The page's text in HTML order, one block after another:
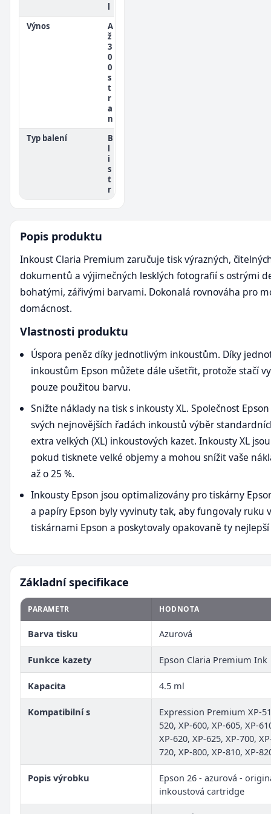
l
Výnos
A
ž
3
0
0
s
t
r
a
n
Typ balení
B
l
i
s
t
r
Popis produktu
Inkoust Claria Premium zaručuje tisk výrazných,
dokumentů a výjimečných lesklých fotografií s ostrými
bohatými, zářivými barvami. Dokonalá rovnováha pro
domácnost.
Vlastnosti produktu
Úspora peněz díky jednotlivým inkoustům. Díky
inkoustům Epson můžete dále ušetřit, protože stačí
pouze použitou barvu.
Snižte náklady na tisk s inkousty XL. Společnost
svých nejnovějších řadách inkoustů výběr
extra velkých (XL) inkoustových kazet. Inkousty XL
pokud tisknete velké objemy a mohou snížit vaše
až o 25 %.
Inkousty Epson jsou optimalizovány pro tiskárny
a papíry Epson byly vyvinuty tak, aby fungovaly ruku
tiskárnami Epson a poskytovaly opakovaně ty nejlepší
Základní specifikace
PARAMETR HODNOTA
Barva tisku Azurová
Funkce kazety Epson Claria Premium Ink
Kapacita 4.5 ml
Kompatibilní s
Expression Premium XP-
520, XP-600, XP-605, XP-
XP-620, XP-625, XP-700,
720, XP-800, XP-810, XP-
Popis výrobku
Epson 26 - azurová -
inkoustová cartridge